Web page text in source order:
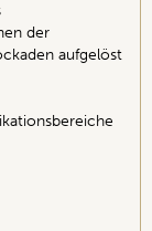
der
aufgelöst